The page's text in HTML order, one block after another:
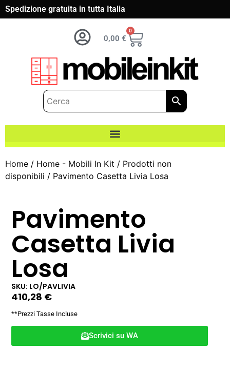
Spedizione gratuita in tutta Italia
0,00 €
0
Home / Home - Mobili In Kit / Prodotti non
disponibili / Pavimento Casetta Livia Losa
Pavimento
Casetta Livia
Losa
SKU: LO/PAVLIVIA
410,28 €
**Prezzi Tasse Incluse
Scrivici su WA